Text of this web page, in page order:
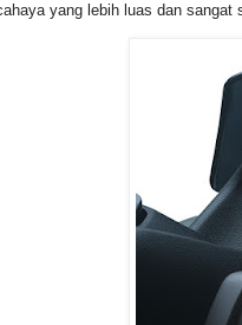
yang lebih luas dan sangat